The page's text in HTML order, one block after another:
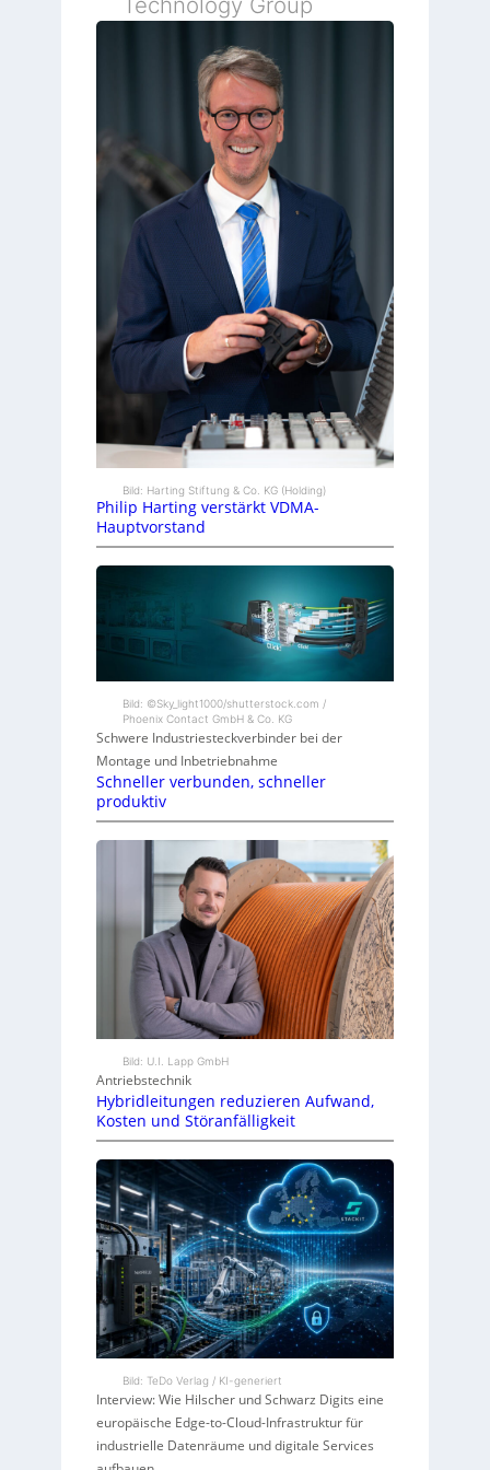
Bild: Harting Stiftung & Co. KG (Holding)
Philip Harting verstärkt VDMA-
Hauptvorstand
Bild: ©Sky_light1000/shutterstock.com /
Phoenix Contact GmbH & Co. KG
Schwere Industriesteckverbinder bei der
Montage und Inbetriebnahme
Schneller verbunden, schneller
produktiv
Bild: U.I. Lapp GmbH
Antriebstechnik
Hybridleitungen reduzieren Aufwand,
Kosten und Störanfälligkeit
Bild: TeDo Verlag / KI-generiert
Interview: Wie Hilscher und Schwarz Digits eine
europäische Edge-to-Cloud-Infrastruktur für
industrielle Datenräume und digitale Services